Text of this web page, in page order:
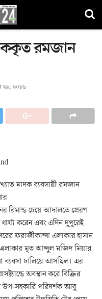
রমজান
২৯, ২০১৬
মাদক ব্যবসায়ী রমজান
রিমান্ড চেয়ে আদালতে প্রেরণ
করেন এবং এদিন দুপুরেই
ফরাজীকান্দা এলাকার হাসান
মৃত আব্দুল মজিদ মিয়ার
ব্যবসা চালিয়ে আসছিল। এর
অবস্থান করে বিক্রির
উপ-সহকারি পরিদর্শক আবু